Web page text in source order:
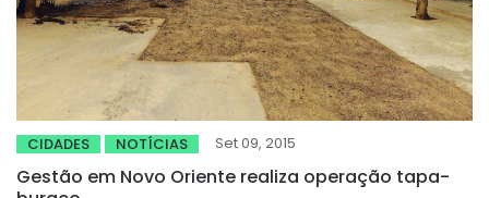
CIDADES NOTÍCIAS Set 09, 2015
Gestão em Novo Oriente realiza operação tapa-